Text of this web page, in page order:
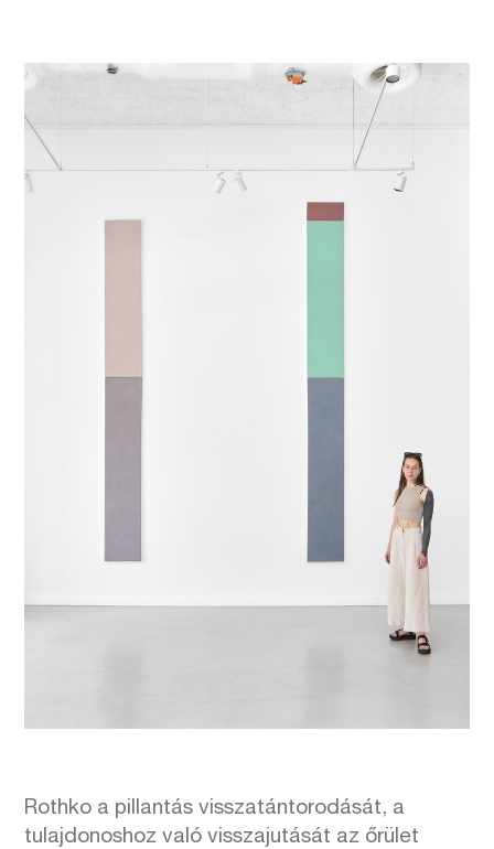
Rothko a pillantás visszatántorodását, a
tulajdonoshoz való visszajutását az őrület